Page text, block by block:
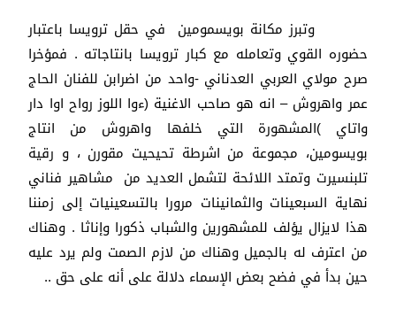
وتبرز مكانة بويسمومين في حقل ترويسا باعتبار
حضوره القوي وتعامله مع كبار ترويسا بانتاجاته . فمؤخرا
صرح مولاي العربي العدناني -واحد من اضرابن للفنان الحاج
عمر واهروش – انه هو صاحب الاغنية (ءوا اللوز رواح اوا دار
واتاي )المشهورة التي خلفها واهروش من انتاج
بويسومين، مجموعة من اشرطة تحيحيت مقورن ، و رقية
تلبنسيرت وتمتد اللائحة لتشمل العديد من مشاهير فناني
نهاية السبعينات والثمانينات مرورا بالتسعينيات إلى زمننا
هذا لايزال يؤلف للمشهورين والشباب ذكورا وإناثا . وهناك
من اعترف له بالجميل وهناك من لازم الصمت ولم يرد عليه
حين بدأ في فضح بعض الإسماء دلالة على أنه على حق ..